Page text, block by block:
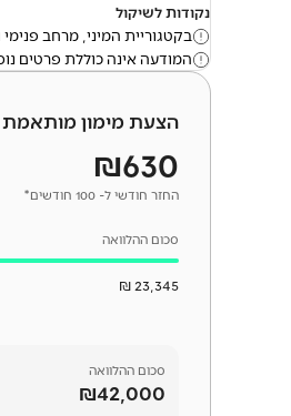
נקודות לשיקול
בקטגוריית המיני, מרחב
המודעה אינה כוללת פרטים
הצעת מימון מותאמת
₪630
החזר חודשי ל- 100 חודשים*
סכום ההלוואה
23,345 ₪
סכום ההלוואה
₪42,000